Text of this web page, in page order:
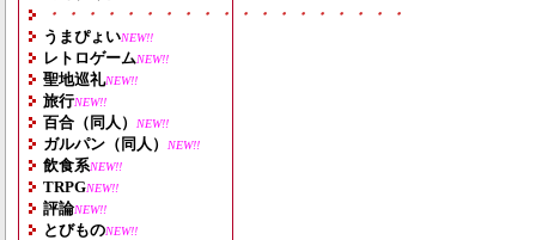
・・・・・・・・・・・・・・・・・・・
うまぴょいNEW!!
レトロゲームNEW!!
聖地巡礼NEW!!
旅行NEW!!
百合（同人） NEW!!
ガルパン（同人） NEW!!
飲食系NEW!!
TRPGNEW!!
評論NEW!!
とびものNEW!!